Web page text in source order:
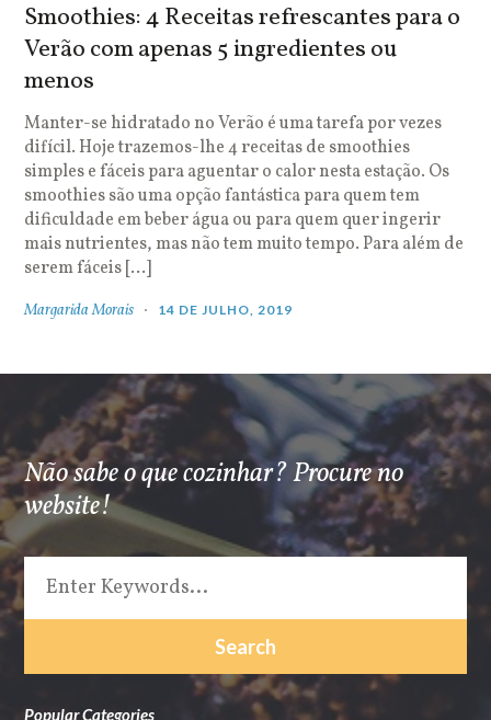
Smoothies: 4 Receitas refrescantes para o
Verão com apenas 5 ingredientes ou
menos
Manter-se hidratado no Verão é uma tarefa por vezes
difícil. Hoje trazemos-lhe 4 receitas de smoothies
simples e fáceis para aguentar o calor nesta estação. Os
smoothies são uma opção fantástica para quem tem
dificuldade em beber água ou para quem quer ingerir
mais nutrientes, mas não tem muito tempo. Para além de
serem fáceis […]
Margarida Morais 14 DE JULHO, 2019
Não sabe o que cozinhar? Procure no
website!
Popular Categories